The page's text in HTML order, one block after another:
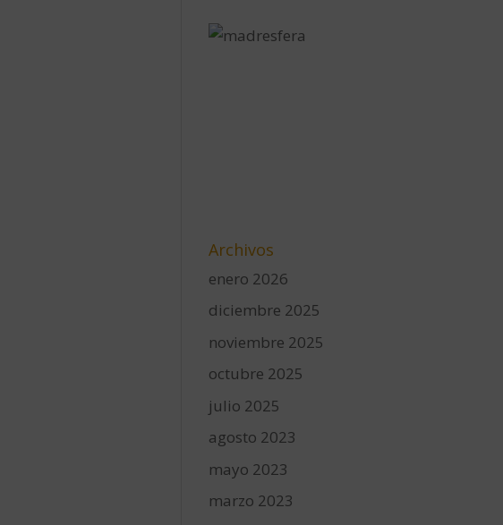
Archivos
enero 2026
diciembre 2025
noviembre 2025
octubre 2025
julio 2025
agosto 2023
mayo 2023
marzo 2023